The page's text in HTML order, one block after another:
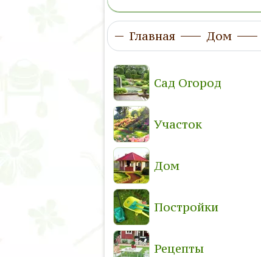
Главная Дом
Сад Огород
Участок
Дом
Постройки
Рецепты